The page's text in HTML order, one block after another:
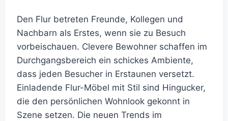
Den Flur betreten Freunde, Kollegen und
Nachbarn als Erstes, wenn sie zu Besuch
vorbeischauen. Clevere Bewohner schaffen im
Durchgangsbereich ein schickes Ambiente,
dass jeden Besucher in Erstaunen versetzt.
Einladende Flur-Möbel mit Stil sind Hingucker,
die den persönlichen Wohnlook gekonnt in
Szene setzen. Die neuen Trends im